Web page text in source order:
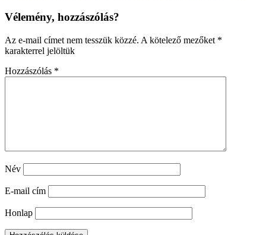
Vélemény, hozzászólás?
Az e-mail címet nem tesszük közzé. A kötelező mezőket *
karakterrel jelöltük
Hozzászólás *
Név
E-mail cím
Honlap